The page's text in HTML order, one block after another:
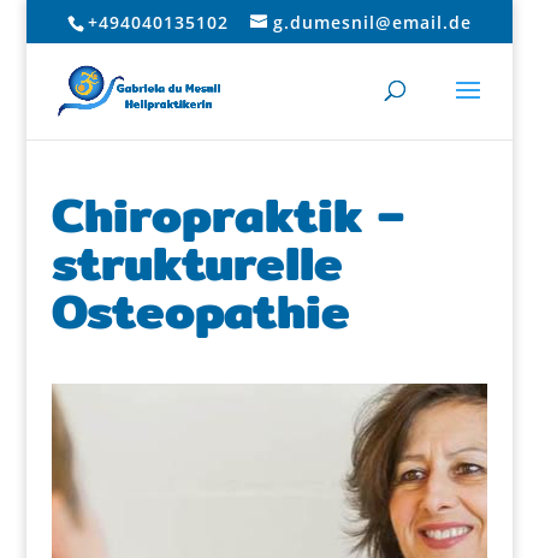
+494040135102 g.dumesnil@email.de
Chiropraktik –
strukturelle
Osteopathie